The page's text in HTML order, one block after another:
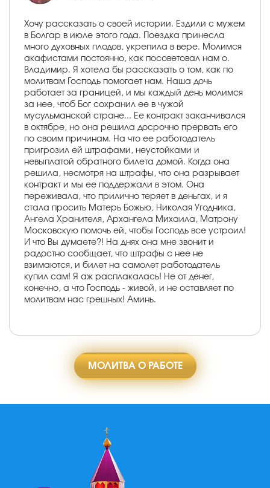
Хочу рассказать о своей истории. Ездили с мужем
в Болгар в июле этого года. Поездка принесла
много духовных плодов, укрепила в вере. Молимся
акафистами постоянно, как посоветовал нам о.
Владимир. Я хотела бы рассказать о том, как по
молитвам Господь помогает нам. Наша дочь
работает за границей, и мы каждый день молимся
за нее, чтоб Бог сохранил ее в чужой
мусульманской стране... Ее контракт заканчивался
в октябре, но она решила досрочно прервать его
по своим причинам. На что ее работодатель
пригрозил ей штрафами, неустойками и
невыплатой обратного билета домой. Когда она
решила, несмотря на штрафы, что она разрывает
контракт и мы ее поддержали в этом. Она
переживала, что прилично теряет в деньгах, и я
стала просить Матерь Божью, Николая Угодника,
Ангела Хранителя, Архангела Михаила, Матрону
Московскую помочь ей, чтобы Господь все устроил!
И что Вы думаете?! На днях она мне звонит и
радостно сообщает, что штрафы с нее не
взимаются, и билет на самолет работодатель
купил сам! Я аж расплакалась! Не от денег,
конечно, а что Господь - живой, и не оставляет по
молитвам нас грешных! Аминь.
МОЛИТВА О РАБОТЕ